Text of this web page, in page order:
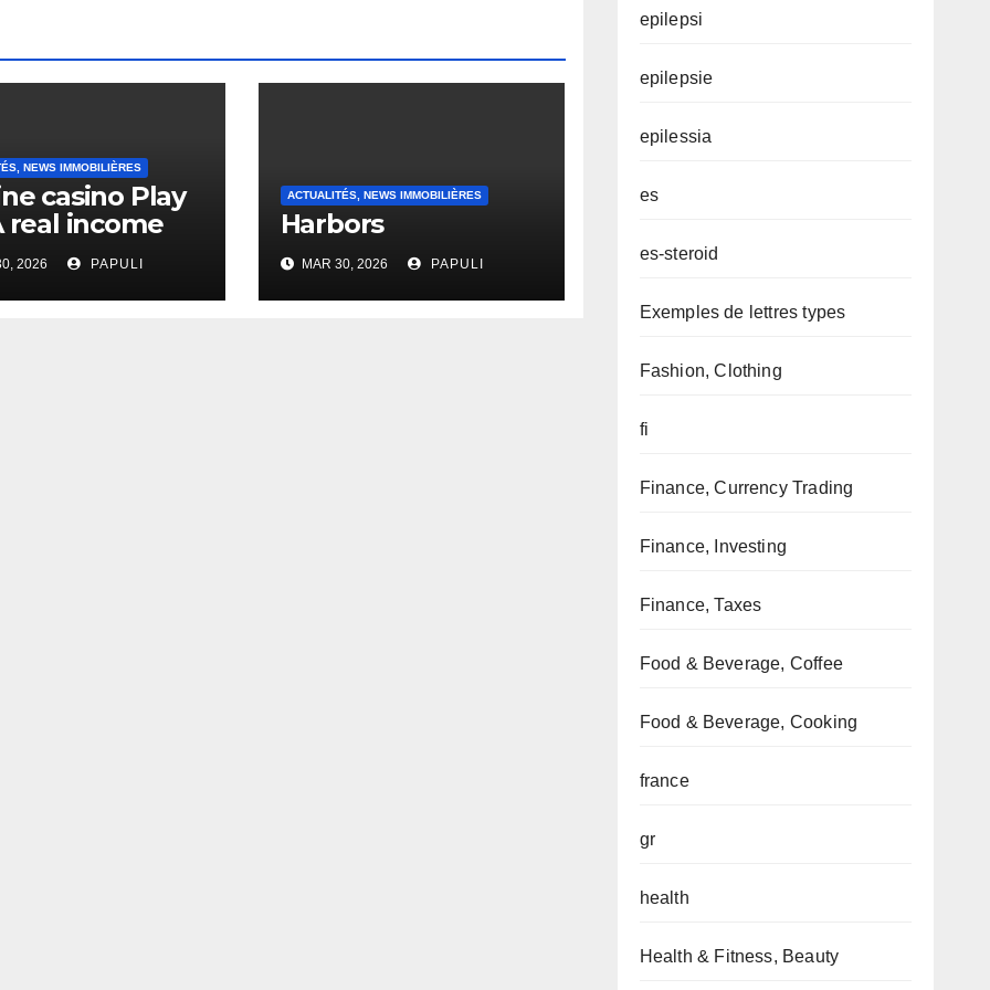
NEWS IMMOBILIÈRES
casino Play
real income
2026 PAPULI
ACTUALITÉS, NEWS IMMOBILIÈRES
Harbors
MAR 30, 2026 PAPULI
epilepsi
epilepsie
epilessia
es
es-steroid
Exemples de lettres types
Fashion, Clothing
fi
Finance, Currency Trading
Finance, Investing
Finance, Taxes
Food & Beverage, Coffee
Food & Beverage, Cooking
france
gr
health
Health & Fitness, Beauty